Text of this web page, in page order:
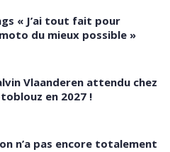
« J’ai tout fait pour
du mieux possible »
Vlaanderen attendu chez
en 2027 !
n’a pas encore totalement